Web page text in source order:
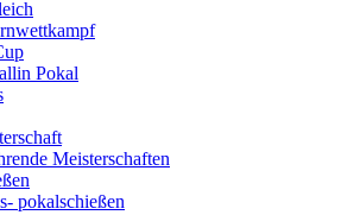
Pokal
Meisterschaften
pokalschießen